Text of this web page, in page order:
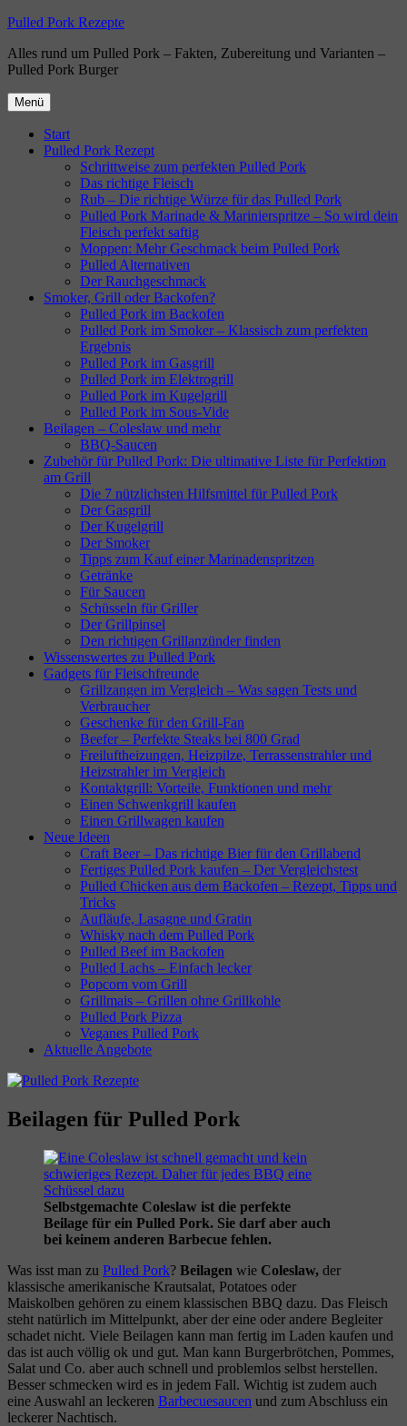
Zum
springen
Pulled Pork Rezepte
Alles rund um Pulled Pork – Fakten, Zubereitung und Varianten –
Pulled Pork Burger
Menü
Start
Pulled Pork Rezept
Schrittweise zum perfekten Pulled Pork
Das richtige Fleisch
Rub – Die richtige Würze für das Pulled Pork
Pulled Pork Marinade & Marinierspritze – So wird dein
Fleisch perfekt saftig
Moppen: Mehr Geschmack beim Pulled Pork
Pulled Alternativen
Der Rauchgeschmack
Smoker, Grill oder Backofen?
Pulled Pork im Backofen
Pulled Pork im Smoker – Klassisch zum perfekten
Ergebnis
Pulled Pork im Gasgrill
Pulled Pork im Elektrogrill
Pulled Pork im Kugelgrill
Pulled Pork im Sous-Vide
Beilagen – Coleslaw und mehr
BBQ-Saucen
Zubehör für Pulled Pork: Die ultimative Liste für Perfektion
am Grill
Die 7 nützlichsten Hilfsmittel für Pulled Pork
Der Gasgrill
Der Kugelgrill
Der Smoker
Tipps zum Kauf einer Marinadenspritzen
Getränke
Für Saucen
Schüsseln für Griller
Der Grillpinsel
Den richtigen Grillanzünder finden
Wissenswertes zu Pulled Pork
Gadgets für Fleischfreunde
Grillzangen im Vergleich – Was sagen Tests und
Verbraucher
Geschenke für den Grill-Fan
Beefer – Perfekte Steaks bei 800 Grad
Freiluftheizungen, Heizpilze, Terrassenstrahler und
Heizstrahler im Vergleich
Kontaktgrill: Vorteile, Funktionen und mehr
Einen Schwenkgrill kaufen
Einen Grillwagen kaufen
Neue Ideen
Craft Beer – Das richtige Bier für den Grillabend
Fertiges Pulled Pork kaufen – Der Vergleichstest
Pulled Chicken aus dem Backofen – Rezept, Tipps und
Tricks
Aufläufe, Lasagne und Gratin
Whisky nach dem Pulled Pork
Pulled Beef im Backofen
Pulled Lachs – Einfach lecker
Popcorn vom Grill
Grillmais – Grillen ohne Grillkohle
Pulled Pork Pizza
Veganes Pulled Pork
Aktuelle Angebote
Beilagen für Pulled Pork
Selbstgemachte Coleslaw ist die perfekte
Beilage für ein Pulled Pork. Sie darf aber auch
bei keinem anderen Barbecue fehlen.
Was isst man zu Pulled Pork? Beilagen wie Coleslaw, der
klassische amerikanische Krautsalat, Potatoes oder
Maiskolben gehören zu einem klassischen BBQ dazu. Das Fleisch
steht natürlich im Mittelpunkt, aber der eine oder andere Begleiter
schadet nicht. Viele Beilagen kann man fertig im Laden kaufen und
das ist auch völlig ok und gut. Man kann Burgerbrötchen, Pommes,
Salat und Co. aber auch schnell und problemlos selbst herstellen.
Besser schmecken wird es in jedem Fall. Wichtig ist zudem auch
eine Auswahl an leckeren Barbecuesaucen und zum Abschluss ein
leckerer Nachtisch.